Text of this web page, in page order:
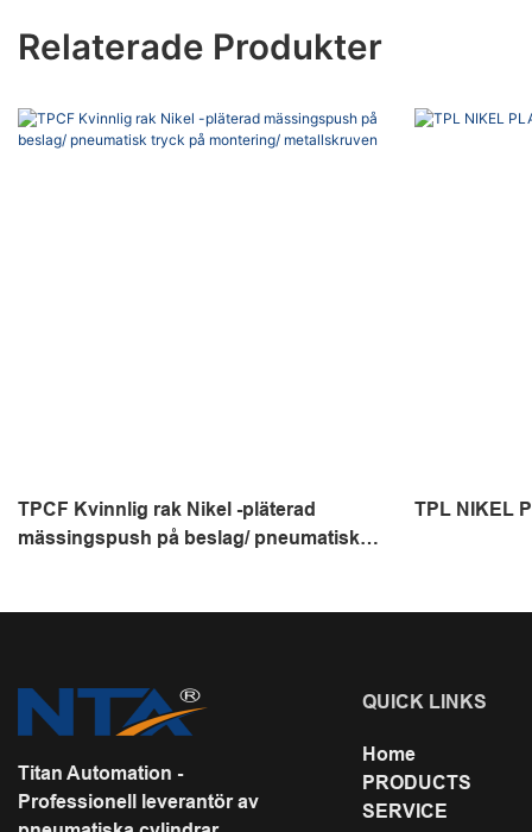
Relaterade Produkter
TPCF Kvinnlig rak Nikel -pläterad
mässingspush på beslag/ pneumatisk
TPL NIKEL
Titan Automation -
Professionell leverantör av
QUICK LINKS
Home
PRODUCTS
SERVICE